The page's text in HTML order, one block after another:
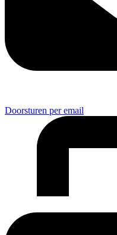
Doorsturen per email